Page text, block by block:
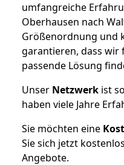
umfangreiche
Oberhausen nach
Größenordnung und
garantieren, dass wir
passende Lösung
Unser Netzwerk ist
haben viele Jahre
Sie möchten eine
Sie sich jetzt
Angebote.